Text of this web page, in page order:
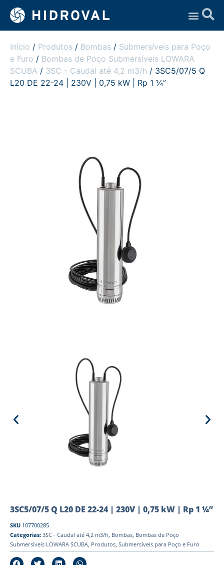
Início / Produtos / Bombas / Submersíveis para Poço
e Furo / Bombas de Poço Submersíveis LOWARA
SCUBA / 3SC - Caudal até 4,2 m3/h / 3SC5/07/5 Q
L20 DE 22-24 | 230V | 0,75 kW | Rp 1 ¼”
3SC5/07/5 Q L20 DE 22-24 | 230V | 0,75 kW | Rp 1 ¼”
SKU 107700285
Categorias: 3SC - Caudal até 4,2 m3/h, Bombas, Bombas de Poço
Submersíveis LOWARA SCUBA, Produtos, Submersíveis para Poço e Furo